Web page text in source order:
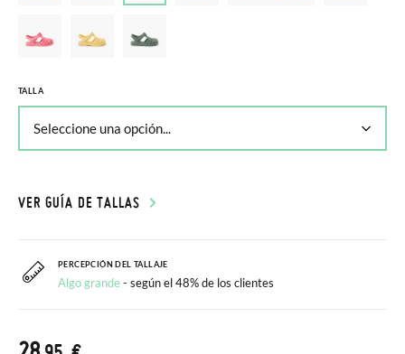
TALLA
VER GUÍA DE TALLAS
PERCEPCIÓN DEL TALLAJE
Algo grande- según el 48% de los clientes